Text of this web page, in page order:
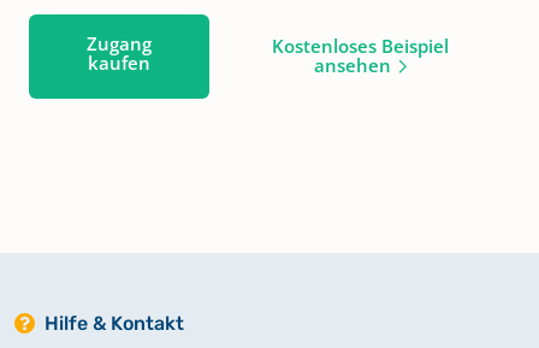
Zugang
kaufen
Kostenloses Beispiel
ansehen
Hilfe & Kontakt